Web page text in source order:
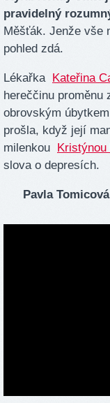
pravidelný
Měšťák. Jenže vše
pohled zdá.
Lékařka Kateřina
hereččinu
obrovským
prošla, když její
milenkou Kristýnou
slova o depresích.
Pavla